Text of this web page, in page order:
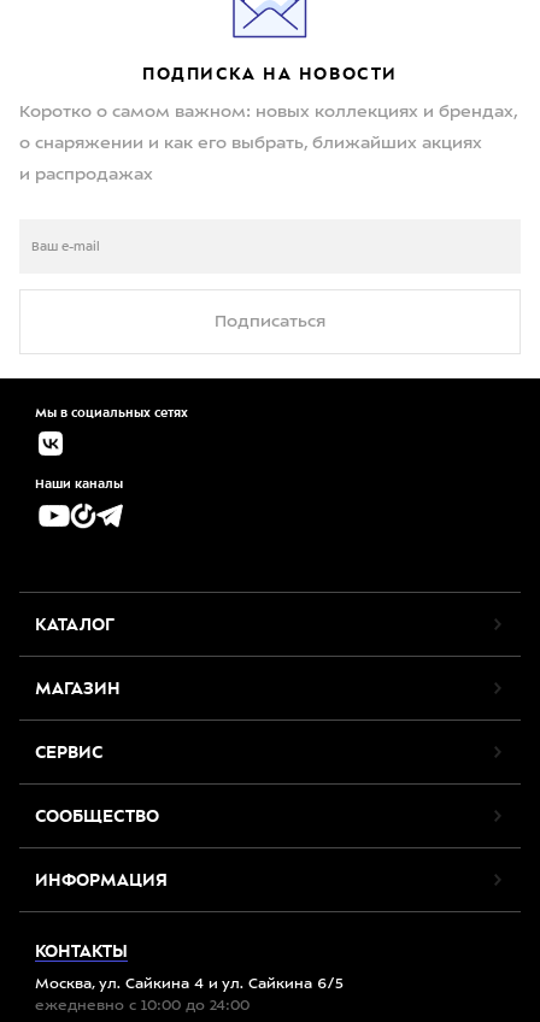
ПОДПИСКА НА НОВОСТИ
Коротко о самом важном: новых коллекциях и брендах,
о снаряжении и как его выбрать, ближайших акциях
и распродажах
Подписаться
Мы в социальных сетях
Наши каналы
КАТАЛОГ
МАГАЗИН
СЕРВИС
СООБЩЕСТВО
ИНФОРМАЦИЯ
КОНТАКТЫ
Москва, ул. Сайкина 4 и ул. Сайкина 6/5
ежедневно с 10:00 до 24:00